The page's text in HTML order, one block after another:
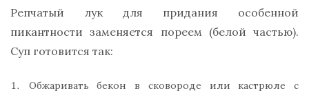
Репчатый лук для придания особенной
пикантности заменяется пореем (белой частью).
Суп готовится так:
Обжаривать бекон в сковороде или кастрюле с